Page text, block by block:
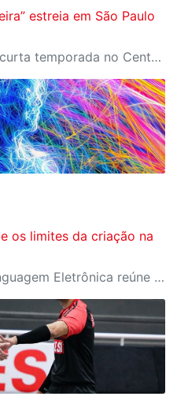
estreia em São Paulo
Espetáculo tem estreia em curta temporada no Centro Cultural FIESP, no dia 20 de agosto, às 20h.
os limites da criação na
Festival Internacional de Linguagem Eletrônica reúne cerca de 150 obras de artistas de diversos países e convida o público a refletir sobre as novas relações entre arte, tecnologia e inteligência artificial